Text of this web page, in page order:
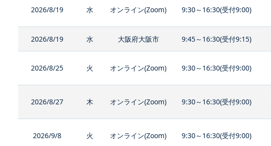
2026/8/19 水 オンライン(Zoom) 9:30～16:30(受付9:00)
2026/8/19 水 大阪府大阪市 9:45～16:30(受付9:15)
2026/8/25 火 オンライン(Zoom) 9:30～16:30(受付9:00)
2026/8/27 木 オンライン(Zoom) 9:30～16:30(受付9:00)
2026/9/8 火 オンライン(Zoom) 9:30～16:30(受付9:00)